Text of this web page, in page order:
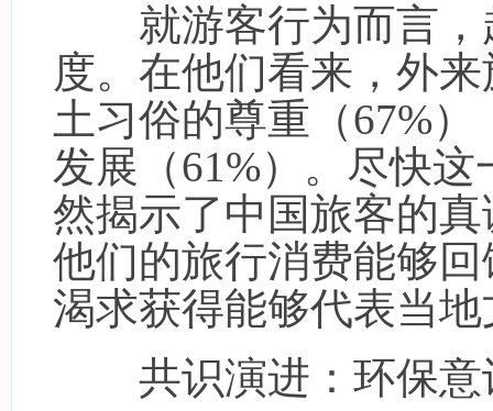
就游客行为而言，
度。在他们看来，外
土习俗的尊重（67%
发展（61%）。尽快
然揭示了中国旅客的
他们的旅行消费能够
渴求获得能够代表当
共识演进：环保